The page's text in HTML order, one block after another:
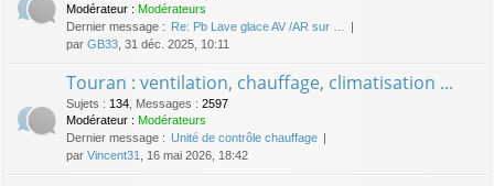
Modérateur : Modérateurs
Dernier message : Re: Pb Lave glace AV /AR sur …
par GB33 , 31 déc. 2025, 10:11
Touran : ventilation, chauffage, climatisation ...
Sujets : 134 Messages : 2597
Modérateur : Modérateurs
Dernier message : Unité de contrôle chauffage
par Vincent31 , 16 mai 2026, 18:42